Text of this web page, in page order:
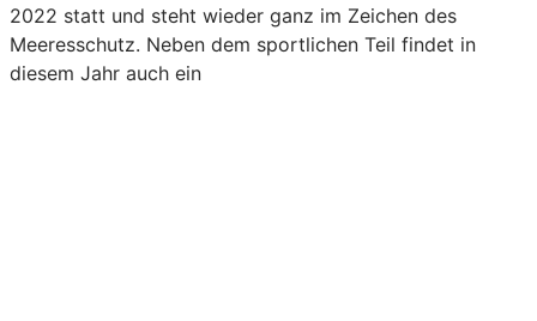
2022 statt und steht wieder ganz im Zeichen des
Meeresschutz. Neben dem sportlichen Teil findet in
diesem Jahr auch ein